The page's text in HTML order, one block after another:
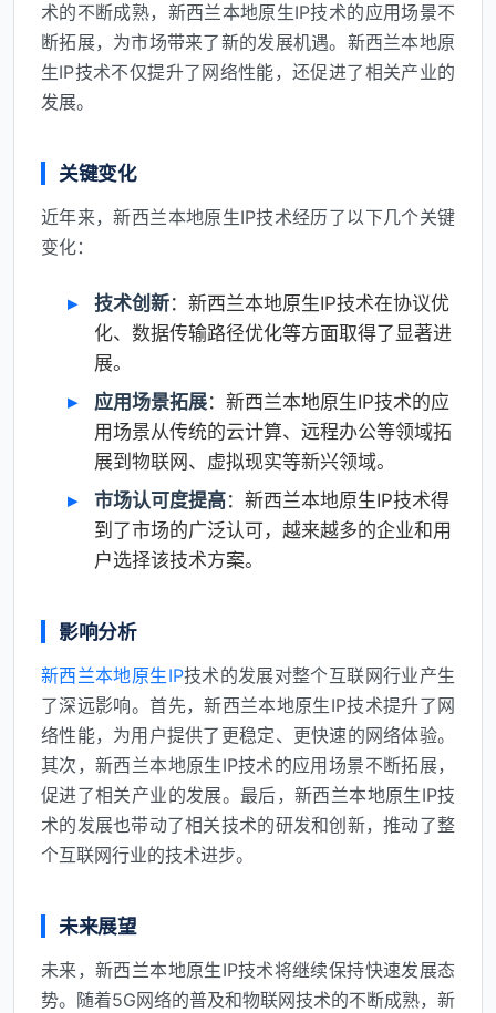
术的不断成熟，新西兰本地原生IP技术的应用场景不
断拓展，为市场带来了新的发展机遇。新西兰本地原
生IP技术不仅提升了网络性能，还促进了相关产业的
发展。
关键变化
近年来，新西兰本地原生IP技术经历了以下几个关键
变化：
技术创新：新西兰本地原生IP技术在协议优
化、数据传输路径优化等方面取得了显著进
展。
应用场景拓展：新西兰本地原生IP技术的应
用场景从传统的云计算、远程办公等领域拓
展到物联网、虚拟现实等新兴领域。
市场认可度提高：新西兰本地原生IP技术得
到了市场的广泛认可，越来越多的企业和用
户选择该技术方案。
影响分析
新西兰本地原生IP技术的发展对整个互联网行业产生
了深远影响。首先，新西兰本地原生IP技术提升了网
络性能，为用户提供了更稳定、更快速的网络体验。
其次，新西兰本地原生IP技术的应用场景不断拓展，
促进了相关产业的发展。最后，新西兰本地原生IP技
术的发展也带动了相关技术的研发和创新，推动了整
个互联网行业的技术进步。
未来展望
未来，新西兰本地原生IP技术将继续保持快速发展态
势。随着5G网络的普及和物联网技术的不断成熟，新